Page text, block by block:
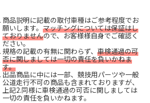
商品説明に記載の取付車種はご参考程度でお
願いします。 マッチングについては保証はし
ておりませんので、お客様様自身でご確認く
ださい。
規格の記載の有無に関わらず、 車検通過の可
否に関しましては一切の責任を負いかねま
す。
出品商品に中には一部、競技用パーツや一般
公道走行不可の商品も含まれておりますが、
上記2.同様に車検通過の可否に関しましては
一切の責任を負いかねます。